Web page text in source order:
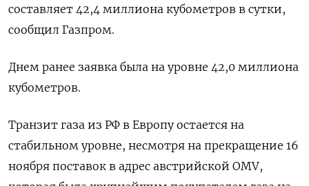
составляет 42,4 миллиона кубометров в сутки,
сообщил Газпром.
Днем ранее заявка была на уровне 42,0 миллиона
кубометров.
Транзит газа из РФ в Европу остается на
стабильном уровне, несмотря на прекращение 16
ноября поставок в адрес австрийской OMV,